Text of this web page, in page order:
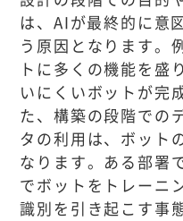
は、AIが最終的に意
う原因となります。
トに多くの機能を盛
いにくいボットが完
た、構築の段階での
タの利用は、ボット
なります。ある部署
でボットをトレーニ
識別を引き起こす事